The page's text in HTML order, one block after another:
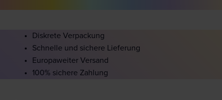
Diskrete Verpackung
Schnelle und sichere Lieferung
Europaweiter Versand
100% sichere Zahlung